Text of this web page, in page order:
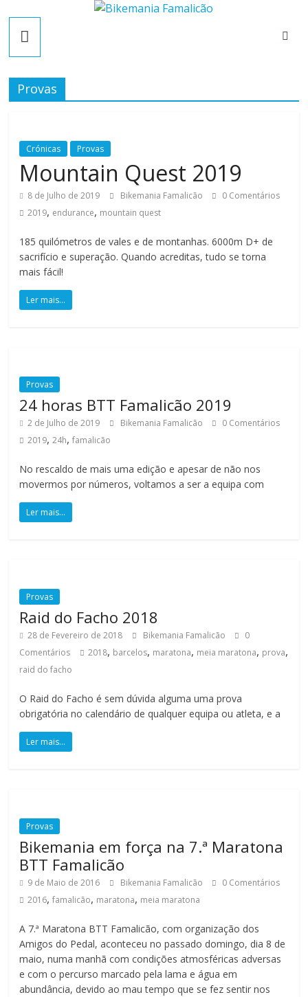
content
B
i
k
e
m
a
n
F
a
m
a
c
ã
o
Provas
Crónicas Provas
Mountain Quest 2019
8 de Julho de 2019 Bikemania Famalicão
0 Comentários
2019, endurance, mountain quest
185 quilómetros de vales e de montanhas. 6000m D+ de
sacrifício e superação. Quando acreditas, tudo se torna
mais fácil!
Ler mais...
Provas
24 horas BTT Famalicão 2019
2 de Julho de 2019 Bikemania Famalicão
0 Comentários
2019,24h,famalicão
No rescaldo de mais uma edição e apesar de não nos
movermos por números, voltamos a ser a equipa com
Ler mais...
Provas
Raid do Facho 2018
28 de Fevereiro de 2018 Bikemania Famalicão
0
Comentários
2018, barcelos, maratona, meia maratona, prova,
raid do facho
O Raid do Facho é sem dúvida alguma uma prova
obrigatória no calendário de qualquer equipa ou atleta, e a
Ler mais...
Provas
Bikemania em força na 7.ª Maratona
BTT Famalicão
9 de Maio de 2016 Bikemania Famalicão
0 Comentários
2016,famalicão, maratona, meia maratona
A 7.ª Maratona BTT Famalicão, com organização dos
Amigos do Pedal, aconteceu no passado domingo, dia 8 de
maio, numa manhã com condições atmosféricas adversas
e com o percurso marcado pela lama e água em
abundância, devido ao mau tempo que se fez sentir nos